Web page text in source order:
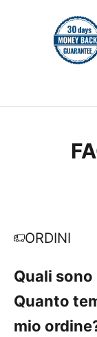
ORDINI
Quali
Quanto
mio